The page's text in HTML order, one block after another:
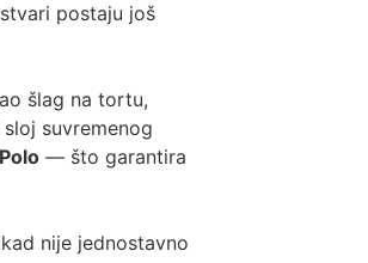
postaju još
šlag na tortu,
suvremenog
— što garantira
nije jednostavno